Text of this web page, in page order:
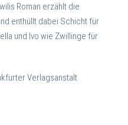
Roman erzählt die
enthüllt dabei Schicht für
und Ivo wie Zwillinge für
Verlagsanstalt